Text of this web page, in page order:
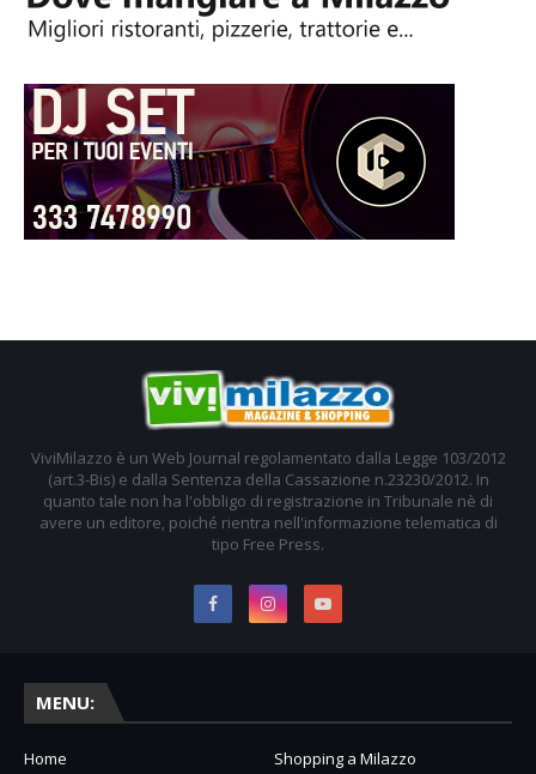
ViviMilazzo è un Web Journal regolamentato dalla Legge 103/2012
(art.3-Bis) e dalla Sentenza della Cassazione n.23230/2012. In
quanto tale non ha l'obbligo di registrazione in Tribunale nè di
avere un editore, poiché rientra nell'informazione telematica di
tipo Free Press.
MENU:
Home
Shopping a Milazzo